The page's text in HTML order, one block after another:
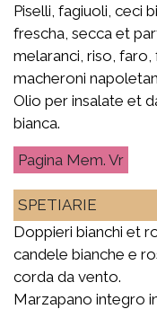
Piselli, fagiuoli, ceci
frescha, secca et
melaranci, riso,
macheroni
Olio per insalate et
bianca.
Mem. Vr
SPETIARIE
Doppieri bianchi et
candele bianche e
corda da vento.
Marzapano integro